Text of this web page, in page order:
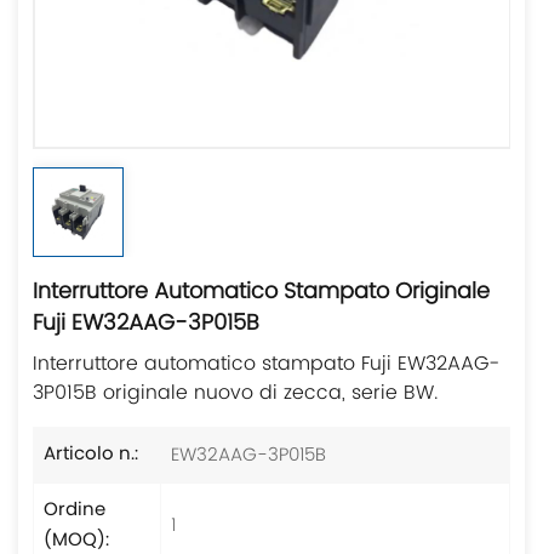
Interruttore Automatico Stampato Originale
Fuji EW32AAG-3P015B
Interruttore automatico stampato Fuji EW32AAG-
3P015B originale nuovo di zecca, serie BW.
Articolo n.:
EW32AAG-3P015B
Ordine
(MOQ):
1